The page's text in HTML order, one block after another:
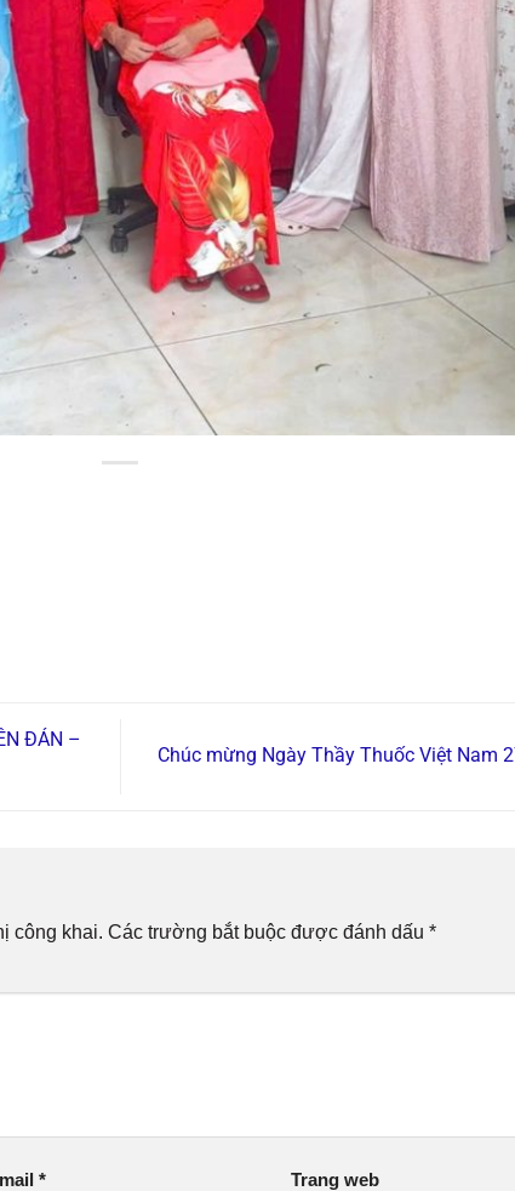
ĐÁN –
Chúc mừng Ngày Thầy Thuốc Việt Nam
công khai. Các trường bắt buộc được đánh dấu *
* Trang web